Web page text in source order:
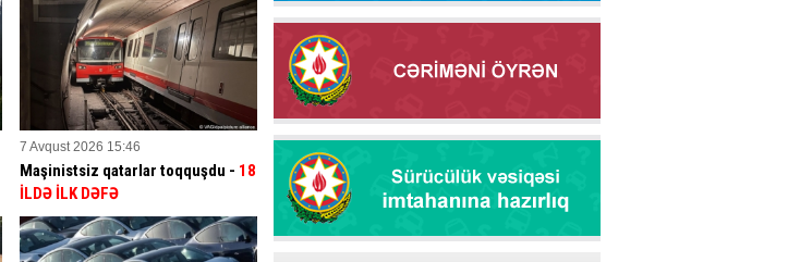
7 Avqust 2026 15:46
Maşinistsiz qatarlar toqquşdu - 18
İLDƏ İLK DƏFƏ